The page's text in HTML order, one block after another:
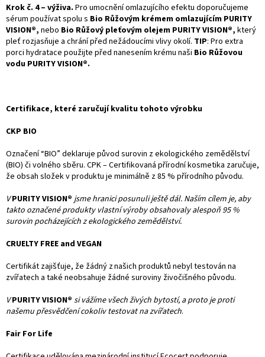
Krok č. 4 – výživa. Pro umocnění omlazujícího efektu doporučujeme
sérum používat spolu s Bio Růžovým krémem omlazujícím PURITY
VISION®, nebo Bio Růžový pleťovým olejem PURITY VISION®, který
pleť rozjasňuje a chrání před nežádoucími vlivy okolí. TIP: Pro extra
porci hydratace použijte před nanesením krému naši Bio Růžovou
vodu PURITY VISION®.
Certifikace, které zaručují kvalitu tohoto výrobku
CKP BIO
Označení “BIO” deklaruje původ surovin z ekologického zemědělství
(BIO) či volného sběru. CPK – Certifikovaná přírodní kosmetika zaručuje,
že obsah složek v produktu je minimálně z 85 % přírodního původu.
V PURITY VISION® jsme hranici posunuli ještě dál. Naším cílem je, aby
takto označené produkty vlastní výroby obsahovaly alespoň 95 %
surovin pocházejících z ekologického zemědělství.
CRUELTY FREE and VEGAN
Certifikát zajišťuje, že žádný z našich produktů nebyl testován na
zvířatech a také neobsahuje žádné suroviny živočišného původu.
V PURITY VISION® si vážíme všech živých bytostí, a proto je proti
našemu přesvědčení cokoliv testovat na zvířatech.
Fair For Life